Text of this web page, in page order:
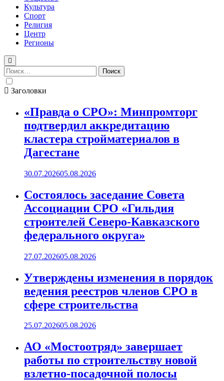
Культура
Спорт
Религия
Центр
Регионы
Найти:
Заголовки
«Правда о СРО»: Минпромторг
подтвердил аккредитацию
кластера стройматериалов в
Дагестане
30.07.202605.08.2026
Состоялось заседание Совета
Ассоциации СРО «Гильдия
строителей Северо-Кавказского
федерального округа»
27.07.202605.08.2026
Утверждены изменения в порядок
ведения реестров членов СРО в
сфере строительства
25.07.202605.08.2026
АО «Мостоотряд» завершает
работы по строительству новой
взлетно-посадочной полосы